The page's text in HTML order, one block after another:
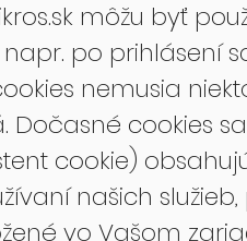
môžu byť
napr. po prihlásení
nemusia
Dočasné cookies
cookie)
našich
vo Vašom